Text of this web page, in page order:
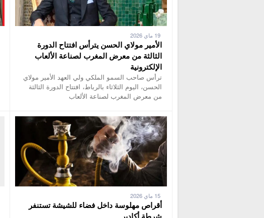
الأمير مولاي الحسن يترأس افتتاح الدورة
الثالثة من معرض المغرب لصناعة الألعاب
الإلكترونية
ترأس صاحب السمو الملكي ولي العهد الأمير مولاي
الحسن، اليوم الثلاثاء بالرباط، افتتاح الدورة الثالثة
من معرض المغرب لصناعة الألعاب
أقراص مهلوسة داخل فضاء للشيشة تستنفر